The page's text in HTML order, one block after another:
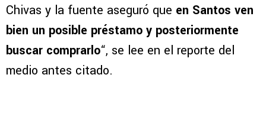
Chivas y la fuente aseguró que en Santos ven
bien un posible préstamo y posteriormente
buscar comprarlo“, se lee en el reporte del
medio antes citado.